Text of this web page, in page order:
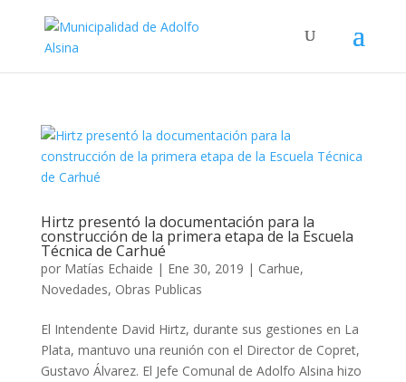
Hirtz presentó la documentación para la
construcción de la primera etapa de la Escuela
Técnica de Carhué
por Matías Echaide | Ene 30, 2019 | Carhue,
Novedades, Obras Publicas
El Intendente David Hirtz, durante sus gestiones en La
Plata, mantuvo una reunión con el Director de Copret,
Gustavo Álvarez. El Jefe Comunal de Adolfo Alsina hizo